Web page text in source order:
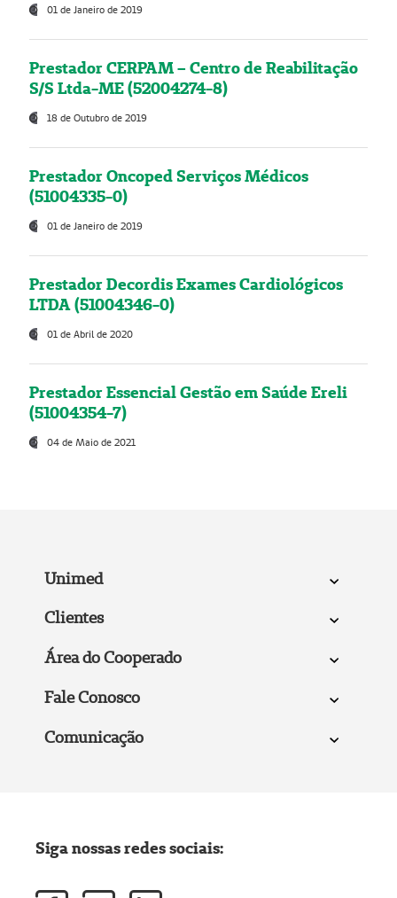
01 de Janeiro de 2019
Prestador CERPAM – Centro de Reabilitação
S/S Ltda-ME (52004274-8)
18 de Outubro de 2019
Prestador Oncoped Serviços Médicos
(51004335-0)
01 de Janeiro de 2019
Prestador Decordis Exames Cardiológicos
LTDA (51004346-0)
01 de Abril de 2020
Prestador Essencial Gestão em Saúde Ereli
(51004354-7)
04 de Maio de 2021
Unimed
Clientes
Área do Cooperado
Fale Conosco
Comunicação
Siga nossas redes sociais: